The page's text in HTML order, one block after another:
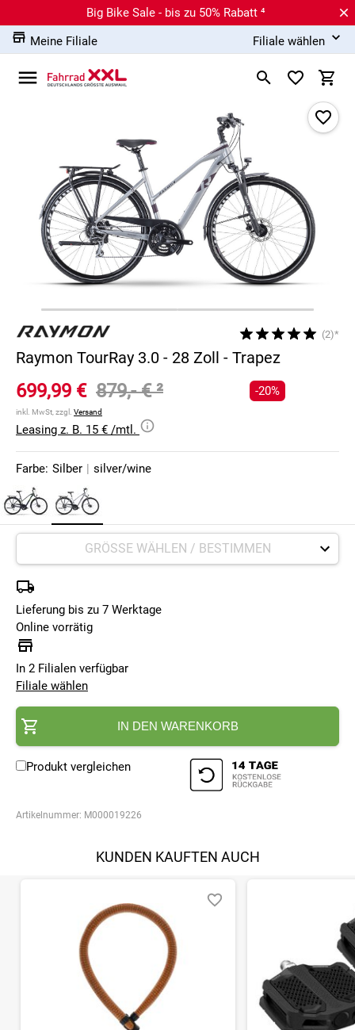
Big Bike Sale - bis zu 50% Rabatt ⁴
Meine Filiale
Filiale wählen
(2)*
Raymon TourRay 3.0 - 28 Zoll - Trapez
699,99 € 879,- €²
inkl. MwSt, zzgl. Versand
-20%
Leasing z. B. 15 € /mtl.
Farbe: Silber | silver/wine
Lieferung bis zu 7 Werktage
Online vorrätig
In 2 Filialen verfügbar
Filiale wählen
IN DEN WARENKORB
Produkt vergleichen
Artikelnummer: M000019226
KUNDEN KAUFTEN AUCH